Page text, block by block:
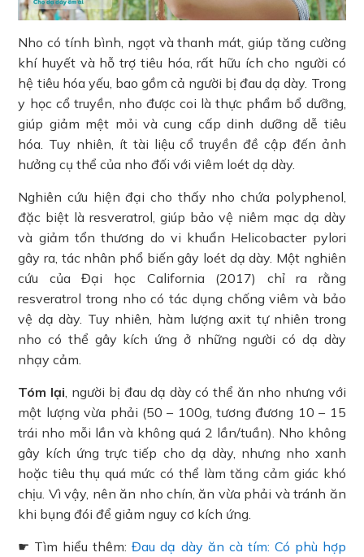
Nho có tính bình, ngọt và thanh mát, giúp tăng cường
khí huyết và hỗ trợ tiêu hóa, rất hữu ích cho người có
hệ tiêu hóa yếu, bao gồm cả người bị đau dạ dày. Trong
y học cổ truyền, nho được coi là thực phẩm bổ dưỡng,
giúp giảm mệt mỏi và cung cấp dinh dưỡng dễ tiêu
hóa. Tuy nhiên, ít tài liệu cổ truyền đề cập đến ảnh
hưởng cụ thể của nho đối với viêm loét dạ dày.
Nghiên cứu hiện đại cho thấy nho chứa polyphenol,
đặc biệt là resveratrol, giúp bảo vệ niêm mạc dạ dày
và giảm tổn thương do vi khuẩn Helicobacter pylori
gây ra, tác nhân phổ biến gây loét dạ dày. Một nghiên
cứu của Đại học California (2017) chỉ ra rằng
resveratrol trong nho có tác dụng chống viêm và bảo
vệ dạ dày. Tuy nhiên, hàm lượng axit tự nhiên trong
nho có thể gây kích ứng ở những người có dạ dày
nhạy cảm.
Tóm lại , người bị đau dạ dày có thể ăn nho nhưng với
một lượng vừa phải (50 – 100g, tương đương 10 – 15
trái nho mỗi lần và không quá 2 lần/tuần). Nho không
gây kích ứng trực tiếp cho dạ dày, nhưng nho xanh
hoặc tiêu thụ quá mức có thể làm tăng cảm giác khó
chịu. Vì vậy, nên ăn nho chín, ăn vừa phải và tránh ăn
khi bụng đói để giảm nguy cơ kích ứng.
☛ Tìm hiểu thêm:Đau dạ dày ăn cà tím: Có phù hợp